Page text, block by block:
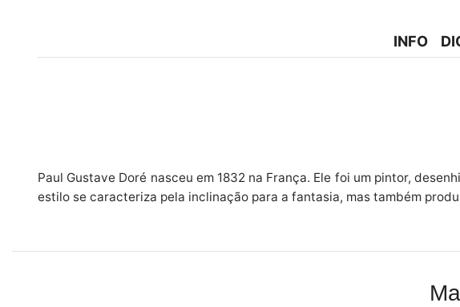
INFO
Paul Gustave Doré nasceu em 1832 na França. Ele foi um pintor,
estilo se caracteriza pela inclinação para a fantasia, mas também